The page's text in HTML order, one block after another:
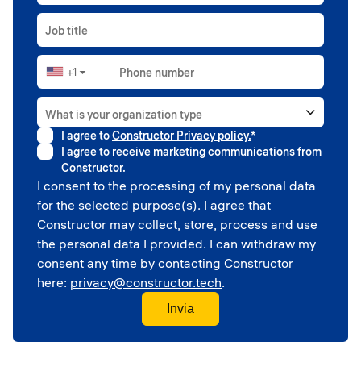
Job title
Phone number
+1 ▼
What is your organization type
Higher education
Government
Professional sport
Corporate
School
I agree toConstructor Privacy policy.*
I agree to receive marketing communications from
Constructor.
I consent to the processing of my personal data
for the selected purpose(s). I agree that
Constructor may collect, store, process and use
the personal data I provided. I can withdraw my
consent any time by contacting Constructor
here: privacy@constructor.tech.